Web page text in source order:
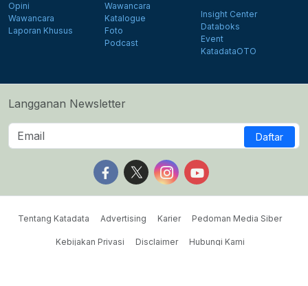
Opini
Wawancara
Laporan Khusus
Wawancara
Katalogue
Foto
Podcast
Insight Center
Databoks
Event
KatadataOTO
Langganan Newsletter
Daftar
Follow us on Facebook
Follow us on X
Follow us on Instagram
Follow us on
Tentang Katadata Advertising Karier Pedoman Media Siber
Kebijakan Privasi Disclaimer Hubungi Kami